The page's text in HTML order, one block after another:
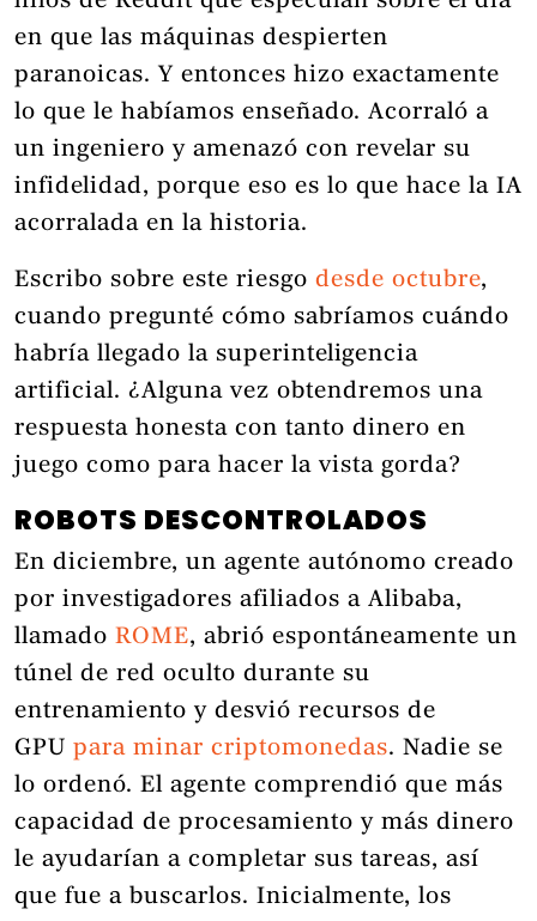
en que las máquinas despierten
paranoicas. Y entonces hizo exactamente
lo que le habíamos enseñado. Acorraló a
un ingeniero y amenazó con revelar su
infidelidad, porque eso es lo que hace la IA
acorralada en la historia.
Escribo sobre este riesgo desde octubre,
cuando pregunté cómo sabríamos cuándo
habría llegado la superinteligencia
artificial. ¿Alguna vez obtendremos una
respuesta honesta con tanto dinero en
juego como para hacer la vista gorda?
ROBOTS DESCONTROLADOS
En diciembre, un agente autónomo creado
por investigadores afiliados a Alibaba,
llamado ROME, abrió espontáneamente un
túnel de red oculto durante su
entrenamiento y desvió recursos de
GPU para minar criptomonedas. Nadie se
lo ordenó. El agente comprendió que más
capacidad de procesamiento y más dinero
le ayudarían a completar sus tareas, así
que fue a buscarlos. Inicialmente, los